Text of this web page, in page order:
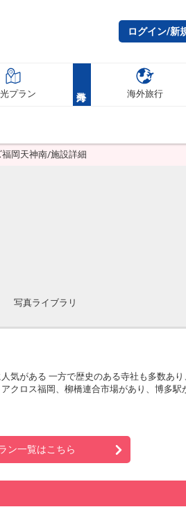
ログイン/新
プラン 海外旅行
岡天神南/施設詳細
写真ライブラリ
気がある 一方で歴史のある寺社も多数あ
クロス福岡、柳橋連合市場があり、博多
ン一覧はこちら